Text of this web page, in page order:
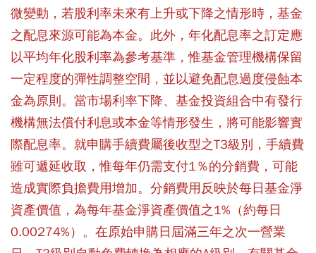
微變動，若股利率未來有上升或下降之情形時，基金
之配息來源可能為本金。此外，年化配息率之訂定應
以平均年化股利率為參考基準，惟基金管理機構保留
一定程度的彈性調整空間，並以避免配息過度侵蝕本
金為原則。當市場利率下降、基金投資組合中有發行
機構無法償付利息或本金等情形發生，將可能影響實
際配息率。就申購手續費屬後收型之T3級別，手續費
雖可遞延收取，惟每年仍需支付1％的分銷費，可能
造成實際負擔費用增加。分銷費用反映於每日基金淨
資產價值，為每年基金淨資產價值之1%（約每日
0.00274%）。在原始申購日屆滿三年之次一營業